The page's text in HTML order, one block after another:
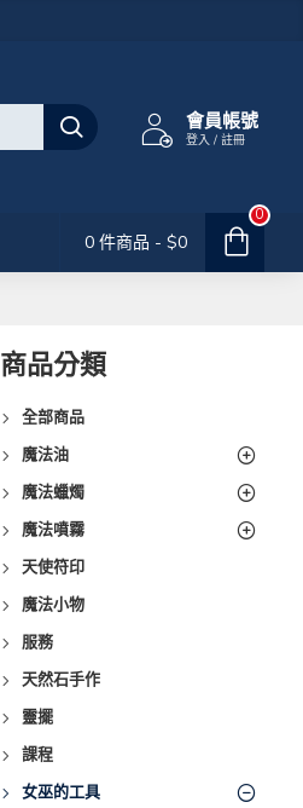
會員帳號
登入 / 註冊
0 件商品 - $0
0
商品分類
全部商品
魔法油
魔法蠟燭
魔法噴霧
天使符印
魔法小物
服務
天然石手作
靈擺
課程
女巫的工具